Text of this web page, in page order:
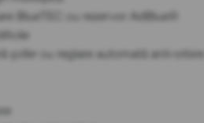
BlueTEC cu rezervor AdBlue®
șofer cu reglare automată anti-orbire